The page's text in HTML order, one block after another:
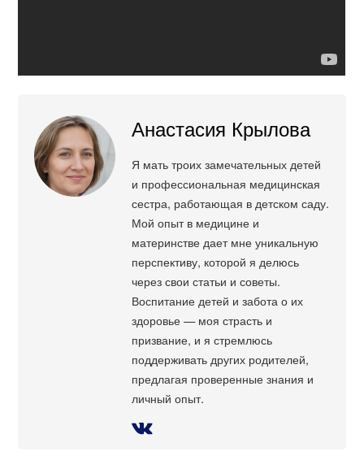
Анастасия Крылова
Я мать троих замечательных детей
и профессиональная медицинская
сестра, работающая в детском саду.
Мой опыт в медицине и
материнстве дает мне уникальную
перспективу, которой я делюсь
через свои статьи и советы.
Воспитание детей и забота о их
здоровье — моя страсть и
призвание, и я стремлюсь
поддерживать других родителей,
предлагая проверенные знания и
личный опыт.